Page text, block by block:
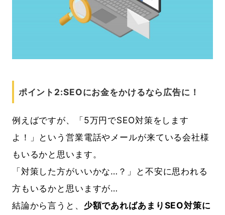
ポイント2:SEOにお金をかけるなら広告に！
例えばですが、「5万円でSEO対策をします
よ！」という営業電話やメールが来ている会社様
もいるかと思います。
「対策した方がいいかな…？」と不安に思われる
方もいるかと思いますが…
結論から言うと、 少額であればあまりSEO対策に